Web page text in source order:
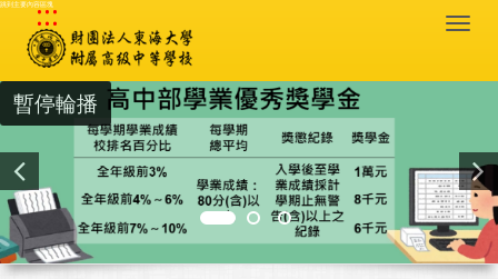
跳到主要內容區塊
:::
暫停輪播